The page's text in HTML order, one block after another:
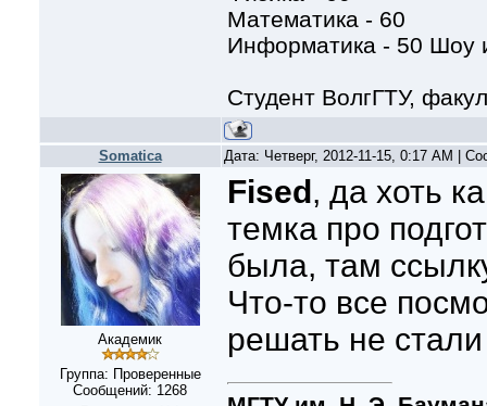
Математика - 60
Информатика - 50 Шоу
Студент ВолгГТУ,
Somatica Дата: Четверг, 2012-11-15, 0:17 AM |
Академик
Группа: Проверенные
Сообщений: 1268
Fised , да хоть
темка про
была, там
Что-то все
решать не